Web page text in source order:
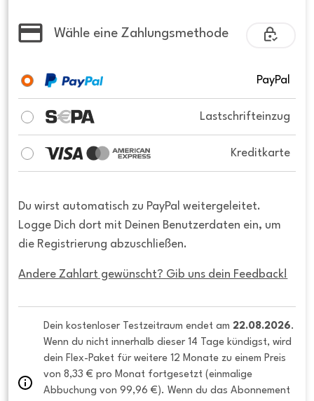
Wähle eine Zahlungsmethode
PayPal
Lastschrifteinzug
Kreditkarte
Du wirst automatisch zu PayPal weitergeleitet.
Logge Dich dort mit Deinen Benutzerdaten ein, um
die Registrierung abzuschließen.
Andere Zahlart gewünscht? Gib uns dein Feedback!
Dein kostenloser Testzeitraum endet am 22.08.2026.
Wenn du nicht innerhalb dieser 14 Tage kündigst, wird
dein Flex-Paket für weitere 12 Monate zu einem Preis
von 8,33 € pro Monat fortgesetzt (einmalige
Abbuchung von 99,96 €). Wenn du das Abonnement